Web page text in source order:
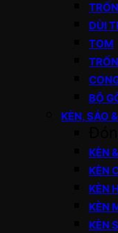
DÙI
TOM
BỘ
KÈN, SÁO
KÈN
KÈN
KÈN
KÈN
KÈN